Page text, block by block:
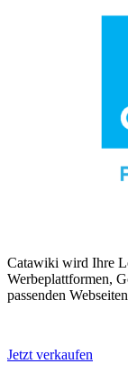
Catawiki wird Ihre
Werbeplattformen,
passenden
Jetzt verkaufen